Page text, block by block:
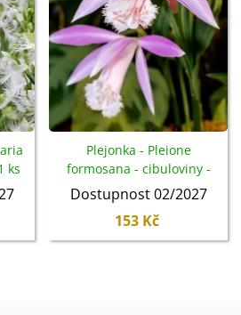
ks
Plejonka - Pleione
formosana - cibuloviny -
1 ks
Dostupnost 02/2027
153 Kč